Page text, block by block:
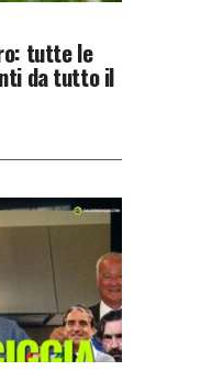
tutte le
da tutto il